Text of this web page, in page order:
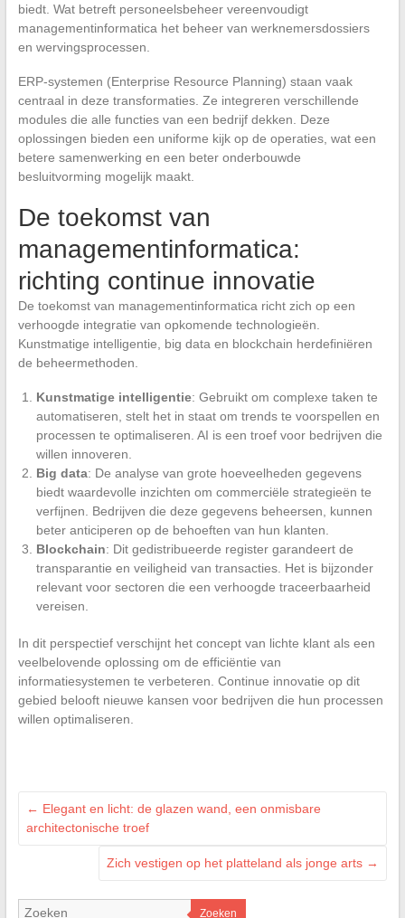
biedt. Wat betreft personeelsbeheer vereenvoudigt
managementinformatica het beheer van werknemersdossiers
en wervingsprocessen.
ERP-systemen (Enterprise Resource Planning) staan vaak
centraal in deze transformaties. Ze integreren verschillende
modules die alle functies van een bedrijf dekken. Deze
oplossingen bieden een uniforme kijk op de operaties, wat een
betere samenwerking en een beter onderbouwde
besluitvorming mogelijk maakt.
De toekomst van
managementinformatica:
richting continue innovatie
De toekomst van managementinformatica richt zich op een
verhoogde integratie van opkomende technologieën.
Kunstmatige intelligentie, big data en blockchain herdefiniëren
de beheermethoden.
Kunstmatige intelligentie: Gebruikt om complexe taken te
automatiseren, stelt het in staat om trends te voorspellen en
processen te optimaliseren. AI is een troef voor bedrijven die
willen innoveren.
Big data: De analyse van grote hoeveelheden gegevens
biedt waardevolle inzichten om commerciële strategieën te
verfijnen. Bedrijven die deze gegevens beheersen, kunnen
beter anticiperen op de behoeften van hun klanten.
Blockchain: Dit gedistribueerde register garandeert de
transparantie en veiligheid van transacties. Het is bijzonder
relevant voor sectoren die een verhoogde traceerbaarheid
vereisen.
In dit perspectief verschijnt het concept van lichte klant als een
veelbelovende oplossing om de efficiëntie van
informatiesystemen te verbeteren. Continue innovatie op dit
gebied belooft nieuwe kansen voor bedrijven die hun processen
willen optimaliseren.
← Elegant en licht: de glazen wand, een onmisbare
architectonische troef
Zich vestigen op het platteland als jonge arts →
Zoeken